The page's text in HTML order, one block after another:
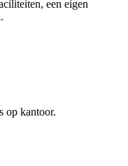
een eigen
op kantoor.